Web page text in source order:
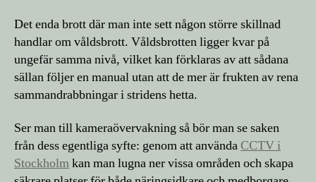
Det enda brott där man inte sett någon större skillnad
handlar om våldsbrott. Våldsbrotten ligger kvar på
ungefär samma nivå, vilket kan förklaras av att sådana
sällan följer en manual utan att de mer är frukten av rena
sammandrabbningar i stridens hetta.
Ser man till kameraövervakning så bör man se saken
från dess egentliga syfte: genom att användaCCTV i
Stockholmkan man lugna ner vissa områden och skapa